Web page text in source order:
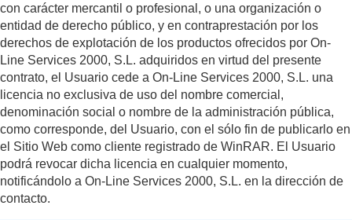
con carácter mercantil o profesional, o una organización o
entidad de derecho público, y en contraprestación por los
derechos de explotación de los productos ofrecidos por On-
Line Services 2000, S.L. adquiridos en virtud del presente
contrato, el Usuario cede a On-Line Services 2000, S.L. una
licencia no exclusiva de uso del nombre comercial,
denominación social o nombre de la administración pública,
como corresponde, del Usuario, con el sólo fin de publicarlo en
el Sitio Web como cliente registrado de WinRAR. El Usuario
podrá revocar dicha licencia en cualquier momento,
notificándolo a On-Line Services 2000, S.L. en la dirección de
contacto.